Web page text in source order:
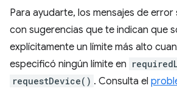
Para ayudarte, los mensajes de error
con sugerencias que te indican que
explícitamente un límite más alto
especificó ningún límite en
requestDevice() . Consulta el